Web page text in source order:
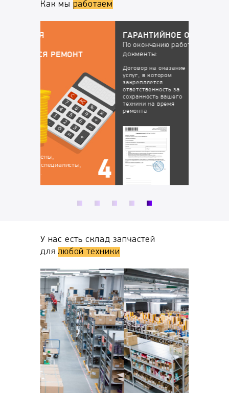
Как мы работаем
ГАРАНТИЙНОЕ ОБСЛУЖИВАНИЕ
По окончанию работ у вас будут все
докменты:
услуг, в котором
закрепляется
ответственность за
сохранность вашего
техники на время
ремонта
Гарантийный талон, в
котором перечислены
устранённые
неисправности, на
которые будет
действовать гарантия
У нас есть склад запчастей
длялюбой техники